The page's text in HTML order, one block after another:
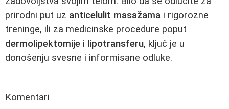
prirodni put uz anticelulit masažama i rigorozne
treninge, ili za medicinske procedure poput
dermolipektomije i lipotransferu, ključ je u
donošenju svesne i informisane odluke.
Komentari